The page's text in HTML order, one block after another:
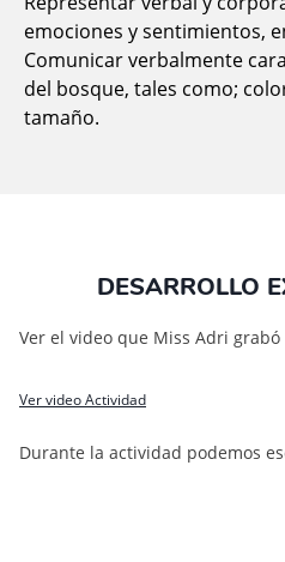
emociones y sentimientos,
Comunicar verbalmente
del bosque, tales como;
tamaño.
DESARROLLO
Ver el video que Miss Adri
Ver video Actividad
Durante la actividad podemos